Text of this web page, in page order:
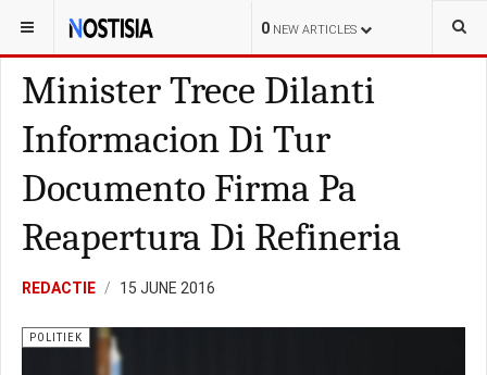
0 NEW ARTICLES
YOU ARE HERE: ARUBA POLITIEK
Minister Trece Dilanti
Informacion Di Tur
Documento Firma Pa
Reapertura Di Refineria
REDACTIE 15 JUNE 2016
POLITIEK